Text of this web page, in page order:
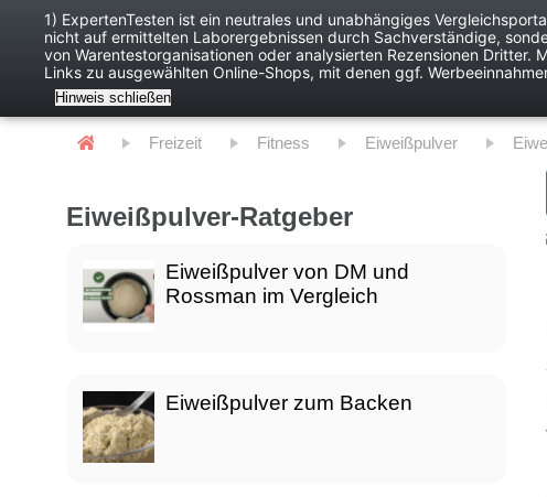
Baby Digitales
1) ExpertenTesten ist ein neutrales und unabhängiges
nicht auf ermittelten Laborergebnissen durch Sachverständige,
von Warentestorganisationen oder analysierten Rezensionen Dritter.
Links zu ausgewählten Online-Shops, mit denen ggf.
Hinweis schließen
Freizeit Fitness Eiweißpulver
Eiweißpulver-Ratgeber
Eiweißpulver von DM und
Rossman im Vergleich
Eiweißpulver zum Backen